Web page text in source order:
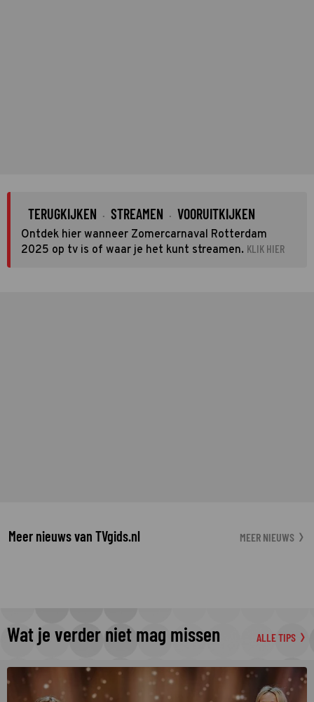
TERUGKIJKEN · STREAMEN · VOORUITKIJKEN
Ontdek hier wanneer Zomercarnaval Rotterdam
2025 op tv is of waar je het kunt streamen. KLIK HIER
Meer nieuws van TVgids.nl MEER NIEUWS
Wat je verder niet mag missen ALLE TIPS